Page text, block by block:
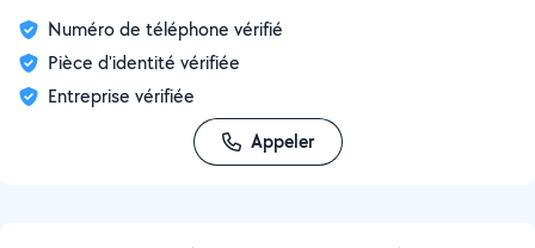
Numéro de téléphone vérifié
Pièce d'identité vérifiée
Entreprise vérifiée
Appeler